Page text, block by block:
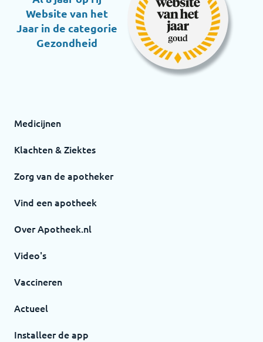
Website van het
Jaar in de categorie
Gezondheid
Medicijnen
Klachten & Ziektes
Zorg van de apotheker
Vind een apotheek
Over Apotheek.nl
Video's
Vaccineren
Actueel
Installeer de app